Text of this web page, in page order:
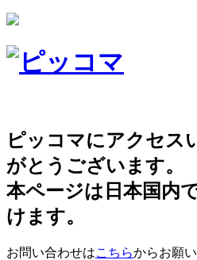
ピッコマにアクセス
がとうございます。
本ページは日本国内
けます。
お問い合わせはこちらからお願